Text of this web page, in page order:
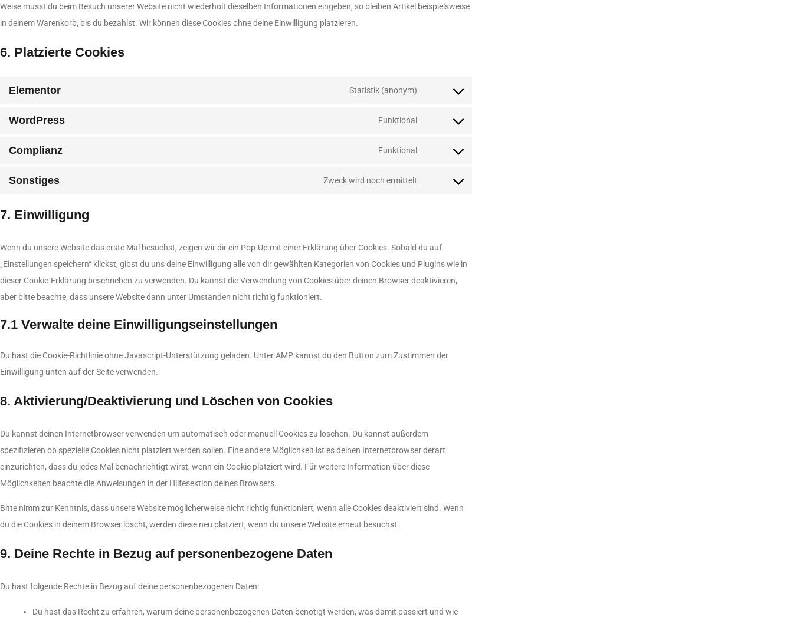
Weise musst du beim Besuch unserer Website nicht wiederholt dieselben Informationen eingeben, so bleiben Artikel beispielsweise
in deinem Warenkorb, bis du bezahlst. Wir können diese Cookies ohne deine Einwilligung platzieren.
6. Platzierte Cookies
Elementor Statistik (anonym)
WordPress Funktional
Complianz Funktional
Sonstiges Zweck wird noch ermittelt
7. Einwilligung
Wenn du unsere Website das erste Mal besuchst, zeigen wir dir ein Pop-Up mit einer Erklärung über Cookies. Sobald du auf
„Einstellungen speichern“ klickst, gibst du uns deine Einwilligung alle von dir gewählten Kategorien von Cookies und Plugins wie in
dieser Cookie-Erklärung beschrieben zu verwenden. Du kannst die Verwendung von Cookies über deinen Browser deaktivieren,
aber bitte beachte, dass unsere Website dann unter Umständen nicht richtig funktioniert.
7.1 Verwalte deine Einwilligungseinstellungen
Du hast die Cookie-Richtlinie ohne Javascript-Unterstützung geladen. Unter AMP kannst du den Button zum Zustimmen der
Einwilligung unten auf der Seite verwenden.
8. Aktivierung/Deaktivierung und Löschen von Cookies
Du kannst deinen Internetbrowser verwenden um automatisch oder manuell Cookies zu löschen. Du kannst außerdem
spezifizieren ob spezielle Cookies nicht platziert werden sollen. Eine andere Möglichkeit ist es deinen Internetbrowser derart
einzurichten, dass du jedes Mal benachrichtigt wirst, wenn ein Cookie platziert wird. Für weitere Information über diese
Möglichkeiten beachte die Anweisungen in der Hilfesektion deines Browsers.
Bitte nimm zur Kenntnis, dass unsere Website möglicherweise nicht richtig funktioniert, wenn alle Cookies deaktiviert sind. Wenn
du die Cookies in deinem Browser löscht, werden diese neu platziert, wenn du unsere Website erneut besuchst.
9. Deine Rechte in Bezug auf personenbezogene Daten
Du hast folgende Rechte in Bezug auf deine personenbezogenen Daten:
Du hast das Recht zu erfahren, warum deine personenbezogenen Daten benötigt werden, was damit passiert und wie